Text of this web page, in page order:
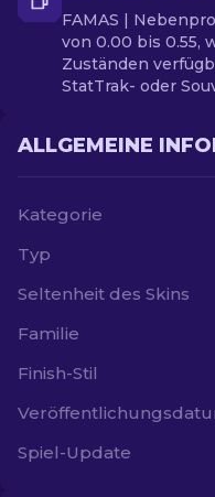
FAMAS |
von 0.00 bis 0.55,
Zuständen
StatTrak- oder
ALLGEMEINE
Kategorie
Typ
Seltenheit des Skins
Familie
Finish-Stil
Spiel-Update